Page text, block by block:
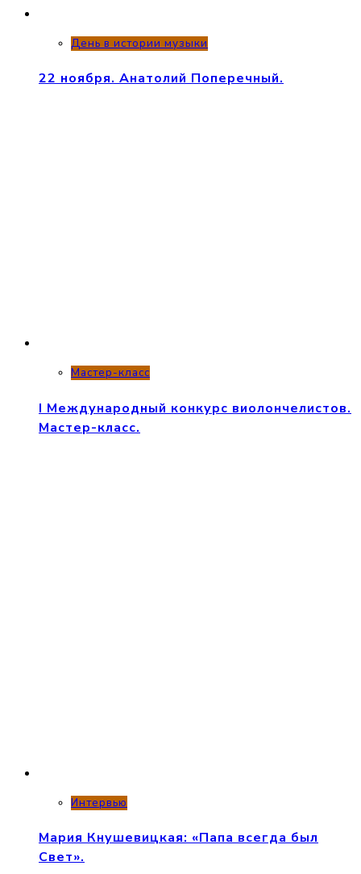
День в истории музыки
22 ноября. Анатолий Поперечный.
Мастер-класс
I Международный конкурс виолончелистов.
Мастер-класс.
Интервью
Мария Кнушевицкая: «Папа всегда был
Свет».